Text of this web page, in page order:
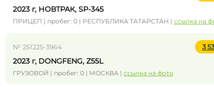
2023 г, НОВТРАК, SP-345
ПРИЦЕП | пробег: 0 | РЕСПУБЛИКА ТАТАРСТАН | ссылка на
№ 251225-3964 3
2023 г, DONGFENG, Z55L
ГРУЗОВОЙ | пробег: 0 | МОСКВА | ссылка на фото